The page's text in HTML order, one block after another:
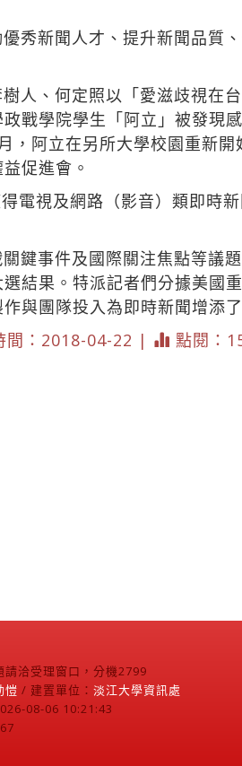
秀新聞人才、提升新聞品質
人、何定照以「愛滋歧視在
戰學院學生「阿立」被發現
，阿立在另所大學校園重新開
促進會。
電視及網路（影音）類即時新
鍵事件及國際關注焦點等議
結果。特派記者們分據美國
與團隊投入為即時新聞增添了
間：2018-04-22 | 點閱：
請洽受理窗口，分機2799
愷 / 建置單位： 淡江大學資訊處
08-06 10:21:43